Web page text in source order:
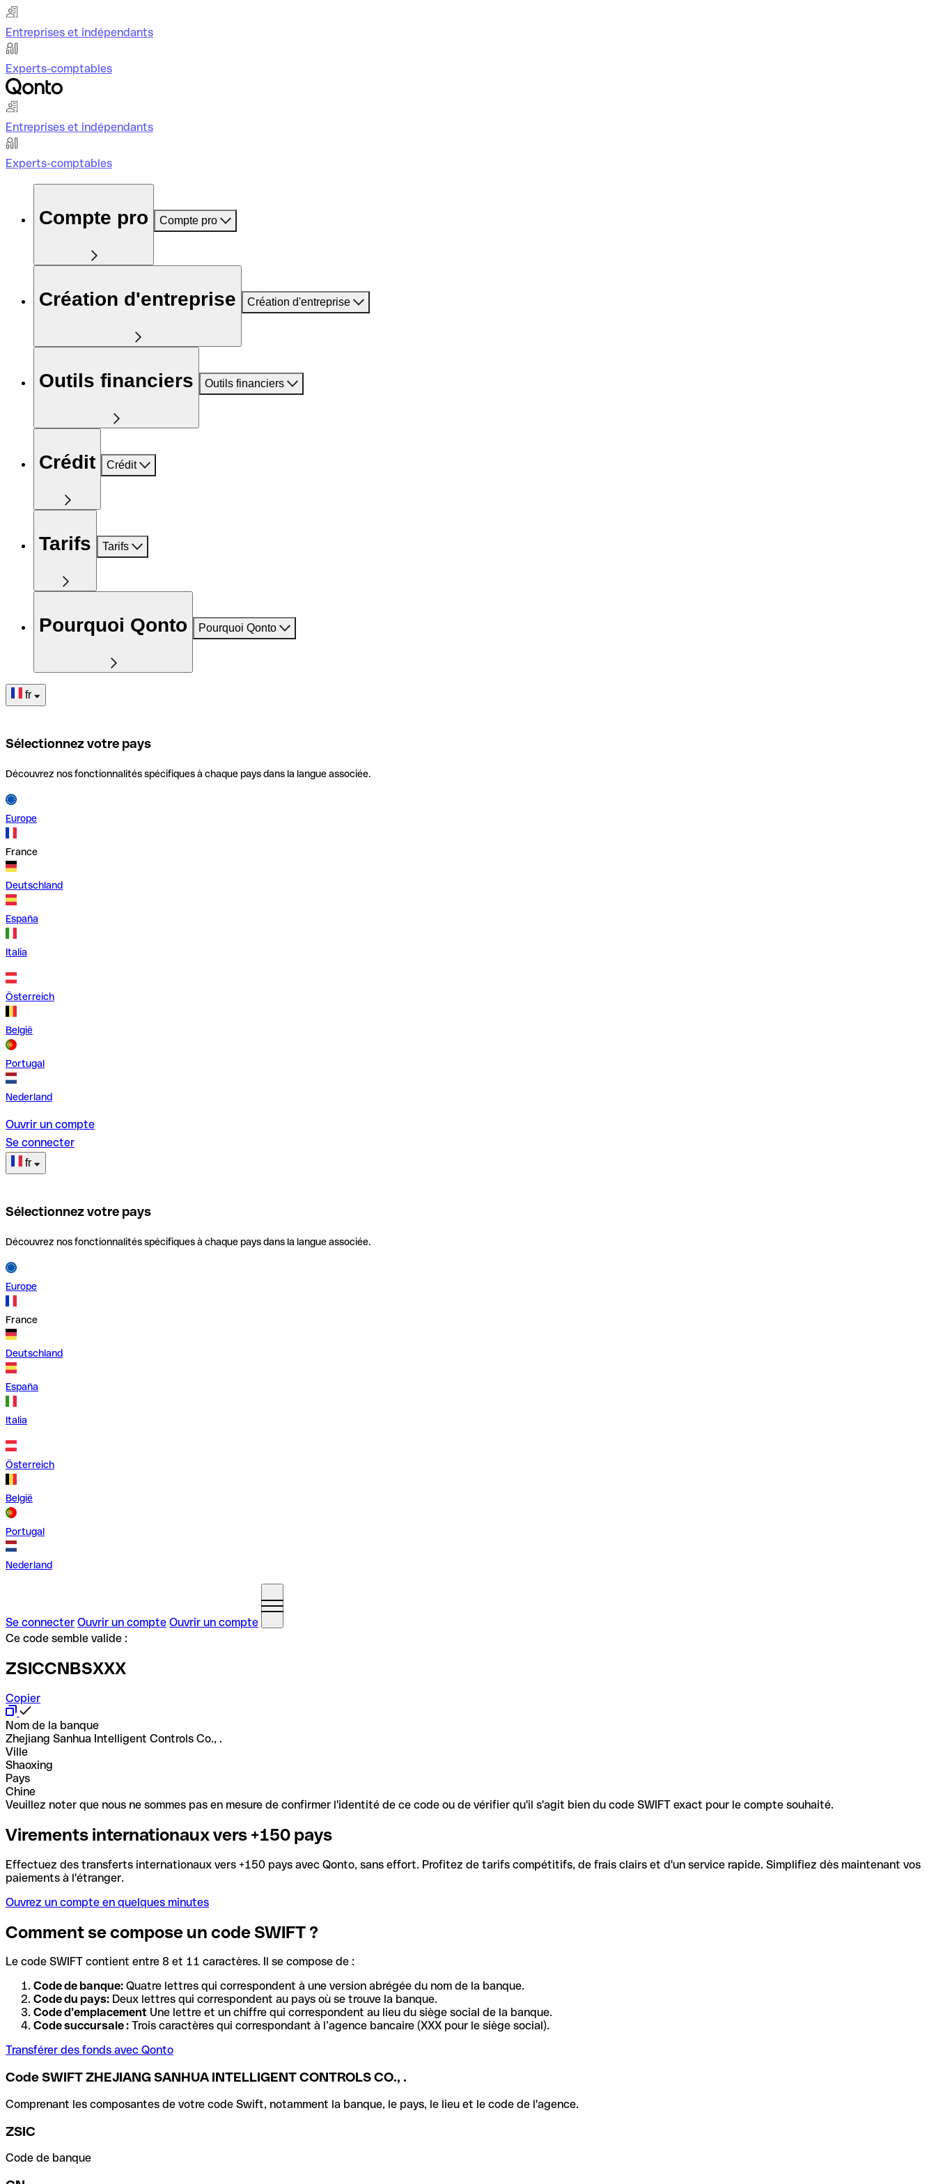
Entreprises et indépendants
Experts-comptables
Entreprises et indépendants
Experts-comptables
Compte pro Compte pro
Création d'entreprise Création d'entreprise
Outils financiers Outils financiers
Crédit Crédit
Tarifs Tarifs
Pourquoi Qonto Pourquoi Qonto
fr
Sélectionnez votre pays
Découvrez nos fonctionnalités spécifiques à chaque pays dans la langue associée.
Europe
France
Deutschland
España
Italia
Österreich
België
Portugal
Nederland
Ouvrir un compte
Se connecter
fr
Sélectionnez votre pays
Découvrez nos fonctionnalités spécifiques à chaque pays dans la langue associée.
Europe
France
Deutschland
España
Italia
Österreich
België
Portugal
Nederland
Se connecter Ouvrir un compte Ouvrir un compte
Ce code semble valide :
ZSICCNBSXXX
Copier
Nom de la banque
Zhejiang Sanhua Intelligent Controls Co., .
Ville
Shaoxing
Pays
Chine
Veuillez noter que nous ne sommes pas en mesure de confirmer l'identité de ce code ou de vérifier qu'il s'agit bien du code SWIFT exact pour le compte souhaité.
Virements internationaux vers +150 pays
Effectuez des transferts internationaux vers +150 pays avec Qonto, sans effort. Profitez de tarifs compétitifs, de frais clairs et d'un service rapide. Simplifiez dès maintenant vos
paiements à l'étranger.
Ouvrez un compte en quelques minutes
Comment se compose un code SWIFT ?
Le code SWIFT contient entre 8 et 11 caractères. Il se compose de :
Code de banque: Quatre lettres qui correspondent à une version abrégée du nom de la banque.
Code du pays: Deux lettres qui correspondent au pays où se trouve la banque.
Code d’emplacement Une lettre et un chiffre qui correspondent au lieu du siège social de la banque.
Code succursale : Trois caractères qui correspondant à l’agence bancaire (XXX pour le siège social).
Transférer des fonds avec Qonto
Code SWIFT ZHEJIANG SANHUA INTELLIGENT CONTROLS CO., .
Comprenant les composantes de votre code Swift, notamment la banque, le pays, le lieu et le code de l'agence.
ZSIC
Code de banque